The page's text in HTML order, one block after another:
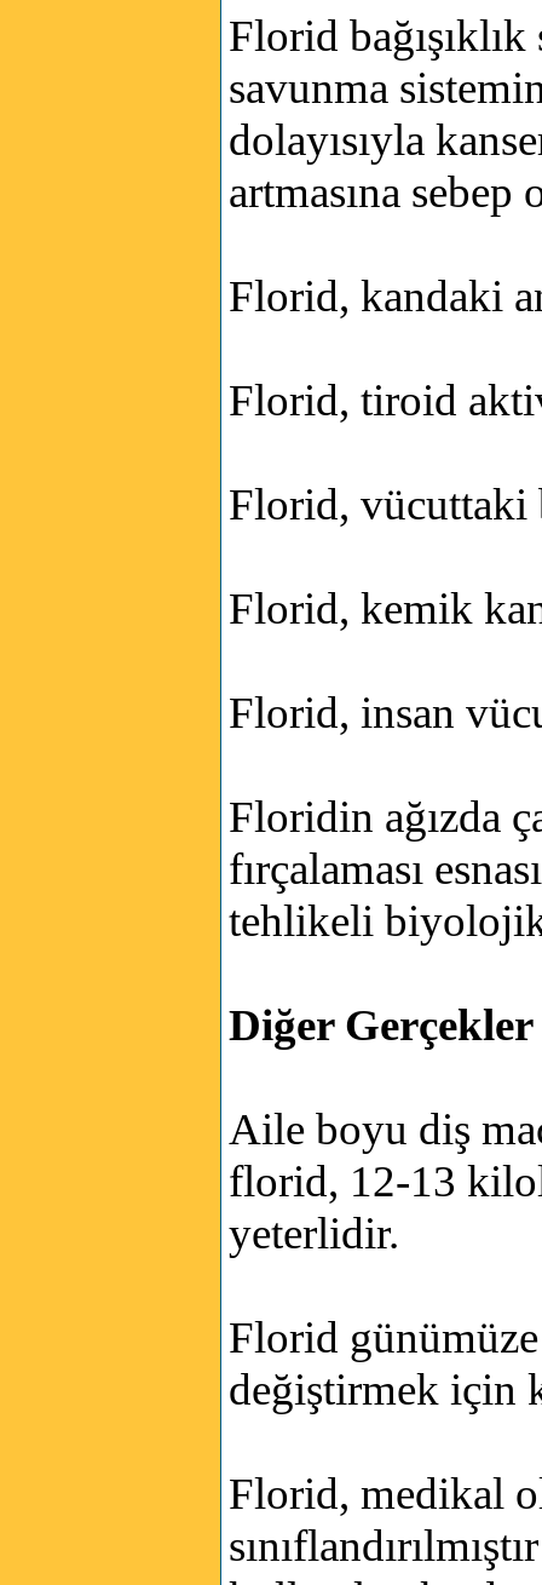
Florid
savunma
dolayısıyla
artmasına sebep
Florid, kandaki
Florid, tiroid
Florid, vücuttaki
Florid, kemik
Florid, insan
Floridin ağızda
fırçalaması
tehlikeli biyolojik
Diğer Gerçekler
Aile boyu diş
florid, 12-13
yeterlidir.
Florid günümüze
değiştirmek için
Florid, medikal